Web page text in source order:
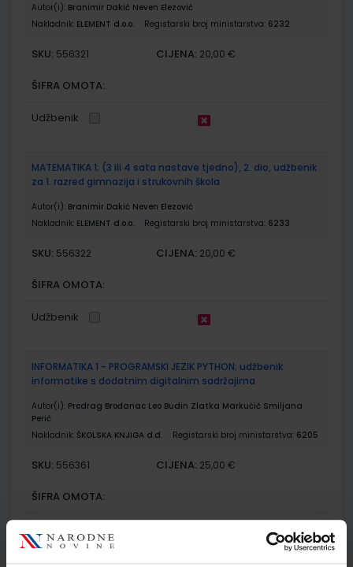
Autor(i): Branimir Dakić Neven Elezović
Nakladnik: ELEMENT d.o.o. Registarski broj ministarstva: 6232
SKU: 556321 CIJENA: 20,00 €
ŠIFRA OMOTA:
Udžbenik
MATEMATIKA 1; (3 ili 4 sata nastave tjedno), 2. dio, udžbenik
za 1. razred gimnazija i strukovnih škola
Autor(i): Branimir Dakić Neven Elezović
Nakladnik: ELEMENT d.o.o. Registarski broj ministarstva: 6233
SKU: 556322 CIJENA: 20,00 €
ŠIFRA OMOTA:
Udžbenik
INFORMATIKA 1 - PROGRAMSKI JEZIK PYTHON; udžbenik
informatike s dodatnim digitalnim sadržajima
Autor(i): Predrag Brođanac Leo Budin Zlatka Markučič Smiljana
Perić
Nakladnik: ŠKOLSKA KNJIGA d.d. Registarski broj ministarstva: 6205
SKU: 556361 CIJENA: 25,00 €
ŠIFRA OMOTA: